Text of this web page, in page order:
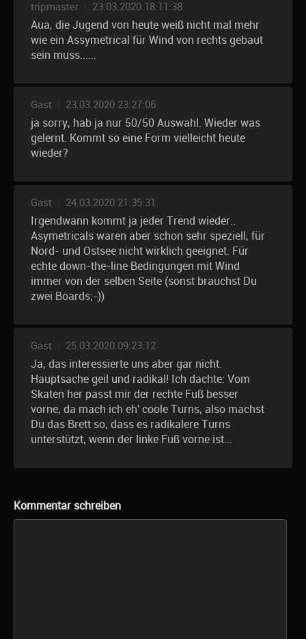
tripmaster 23.03.2020 18:11:38
Aua, die Jugend von heute weiß nicht mal mehr
wie ein Assymetrical für Wind von rechts gebaut
sein muss......
Gast 23.03.2020 23:27:06
ja sorry, hab ja nur 50/50 Auswahl. Wieder was
gelernt. Kommt so eine Form vielleicht heute
wieder?
Gast 24.03.2020 21:35:31
Irgendwann kommt ja jeder Trend wieder..
Asymetricals waren aber schon sehr speziell, für
Nord- und Ostsee nicht wirklich geeignet. Für
echte down-the-line Bedingungen mit Wind
immer von der selben Seite (sonst brauchst Du
zwei Boards;-))
Gast 25.03.2020 09:23:12
Ja, das interessierte uns aber gar nicht.
Hauptsache geil und radikal! Ich dachte: Vom
Skaten her passt mir der rechte Fuß besser
vorne, da mach ich eh' coole Turns, also machst
Du das Brett so, dass es radikalere Turns
unterstützt, wenn der linke Fuß vorne ist...
Kommentar schreiben